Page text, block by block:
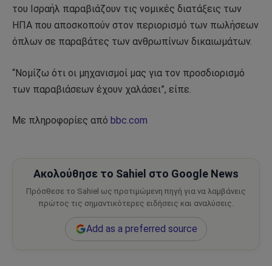
του Ισραήλ παραβιάζουν τις νομικές διατάξεις των
ΗΠΑ που αποσκοπούν στον περιορισμό των πωλήσεων
όπλων σε παραβάτες των ανθρωπίνων δικαιωμάτων.
“Νομίζω ότι οι μηχανισμοί μας για τον προσδιορισμό
των παραβιάσεων έχουν χαλάσει”, είπε.
Με πληροφορίες από bbc.com
Ακολούθησε το Sahiel στο Google News
Πρόσθεσε το Sahiel ως προτιμώμενη πηγή για να λαμβάνεις
πρώτος τις σημαντικότερες ειδήσεις και αναλύσεις.
Add as a preferred source